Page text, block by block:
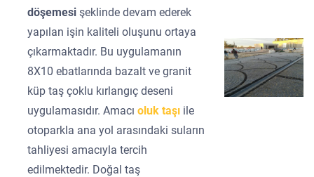
döşemesişeklinde devam ederek
yapılan işin kaliteli oluşunu ortaya
çıkarmaktadır. Bu uygulamanın
8X10 ebatlarında bazalt ve granit
küp taş çoklu kırlangıç deseni
uygulamasıdır. Amacıoluk taşı ile
otoparkla ana yol arasındaki suların
tahliyesi amacıyla tercih
edilmektedir. Doğal taş